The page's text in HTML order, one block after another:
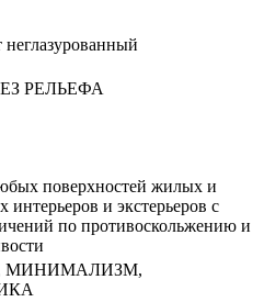
неглазурованный
РЕЛЬЕФА
поверхностей жилых и
интерьеров и экстерьеров с
по противоскольжению и
МИНИМАЛИЗМ,